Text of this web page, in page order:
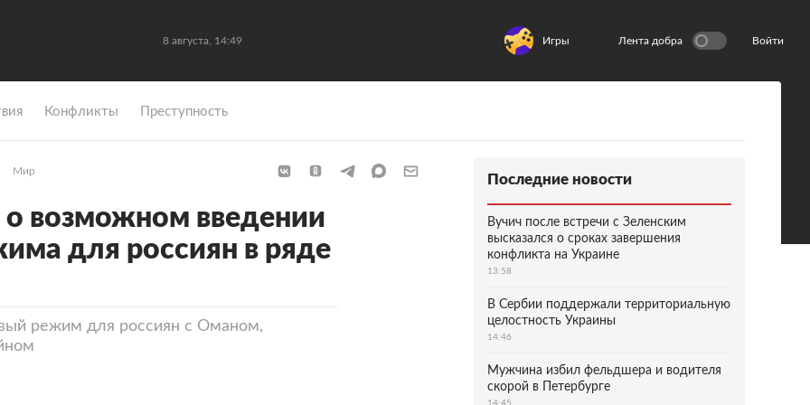
8 августа, 14:49 Игры Лента добра Войти
Конфликты Преступность
Мир
возможном введении
для россиян в ряде
режим для россиян с Оманом,
Последние новости
Вучич после встречи с Зеленским
высказался о сроках завершения
конфликта на Украине
13:58
В Сербии поддержали территориальную
целостность Украины
14:46
Мужчина избил фельдшера и водителя
скорой в Петербурге
14:45